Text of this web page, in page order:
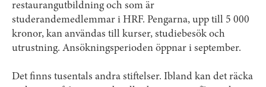
restaurangutbildning och som är
studerandemedlemmar i HRF. Pengarna, upp till 5 000
kronor, kan användas till kurser, studiebesök och
utrustning. Ansökningsperioden öppnar i september.
Det finns tusentals andra stiftelser. Ibland kan det räcka